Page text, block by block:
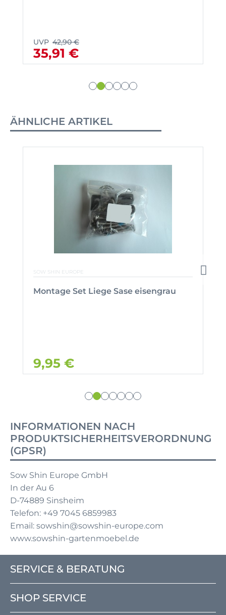
UVP 42,90 €
35,91 €
ÄHNLICHE ARTIKEL
SOW SHIN EUROPE
Montage Set Liege Sase eisengrau
9,95 €
INFORMATIONEN NACH
PRODUKTSICHERHEITSVERORDNUNG
(GPSR)
Sow Shin Europe GmbH
In der Au 6
D-74889 Sinsheim
Telefon: +49 7045 6859983
Email: sowshin@sowshin-europe.com
www.sowshin-gartenmoebel.de
SERVICE & BERATUNG
SHOP SERVICE